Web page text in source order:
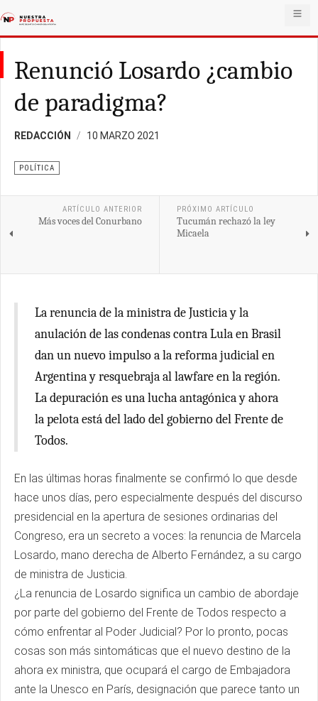
Renunció Losardo ¿cambio
de paradigma?
REDACCIÓN 10 MARZO 2021
POLÍTICA
ARTÍCULO ANTERIOR
Más voces del Conurbano
PRÓXIMO ARTÍCULO
Tucumán rechazó la ley
Micaela
La renuncia de la ministra de Justicia y la
anulación de las condenas contra Lula en Brasil
dan un nuevo impulso a la reforma judicial en
Argentina y resquebraja al lawfare en la región.
La depuración es una lucha antagónica y ahora
la pelota está del lado del gobierno del Frente de
Todos.
En las últimas horas finalmente se confirmó lo que desde
hace unos días, pero especialmente después del discurso
presidencial en la apertura de sesiones ordinarias del
Congreso, era un secreto a voces: la renuncia de Marcela
Losardo, mano derecha de Alberto Fernández, a su cargo
de ministra de Justicia.
¿La renuncia de Losardo significa un cambio de abordaje
por parte del gobierno del Frente de Todos respecto a
cómo enfrentar al Poder Judicial? Por lo pronto, pocas
cosas son más sintomáticas que el nuevo destino de la
ahora ex ministra, que ocupará el cargo de Embajadora
ante la Unesco en París, designación que parece tanto un